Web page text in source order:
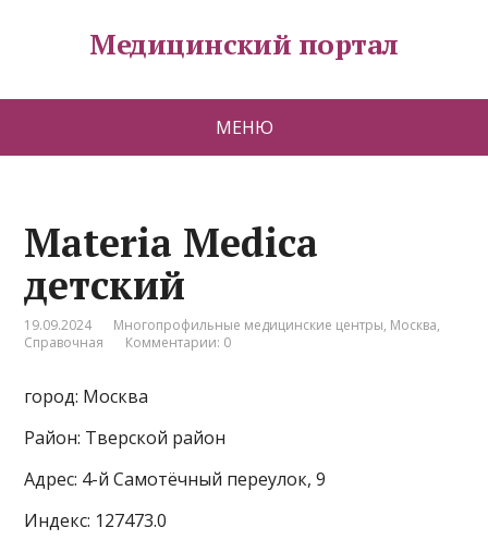
Медицинский портал
МЕНЮ
Materia Medica
детский
19.09.2024 Многопрофильные медицинские центры, Москва,
Справочная
Комментарии: 0
город: Москва
Район: Тверской район
Адрес: 4-й Самотёчный переулок, 9
Индекс: 127473.0